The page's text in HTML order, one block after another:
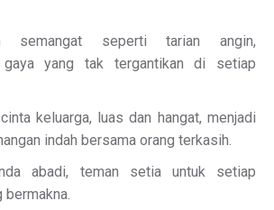
semangat seperti tarian angin,
gaya yang tak tergantikan di setiap
keluarga, luas dan hangat, menjadi
indah bersama orang terkasih.
abadi, teman setia untuk setiap
bermakna.